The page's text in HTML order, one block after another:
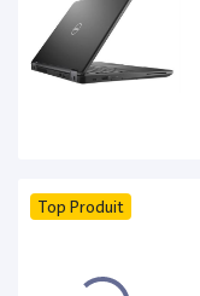
Top Produit